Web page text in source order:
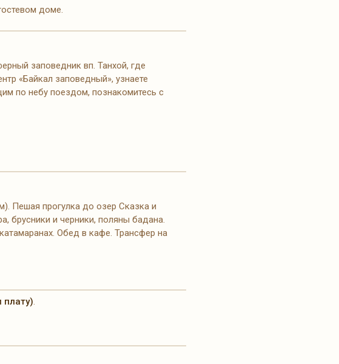
доме.
заповедник вп. Танхой, где
«Байкал заповедный», узнаете
по небу поездом, познакомитесь с
Пешая прогулка до озер Сказка и
брусники и черники, поляны бадана.
Обед в кафе. Трансфер на
плату).